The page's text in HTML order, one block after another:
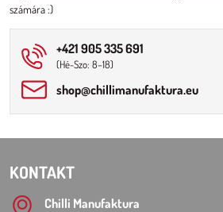
számára :)
+421 905 335 691
(Hé-Szo: 8–18)
shop​@chillimanufaktura​.eu
KONTAKT
Chilli Manufaktura